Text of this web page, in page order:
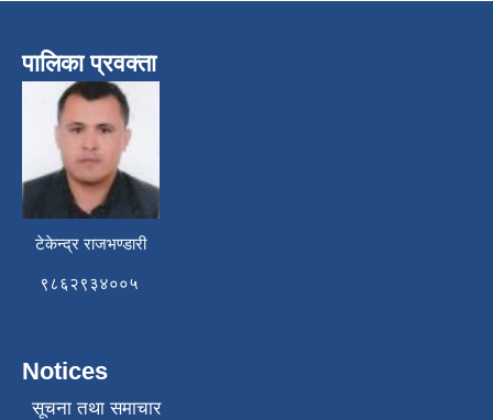
पालिका प्रवक्ता
टेकेन्द्र राजभण्डारी
९८६२९३४००५
Notices
सूचना तथा समाचार